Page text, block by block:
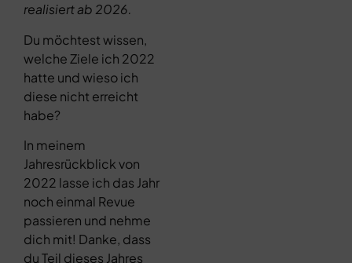
realisiert ab 2026.
Du möchtest wissen,
welche Ziele ich 2022
hatte und wieso ich
diese nicht erreicht
habe?
In meinem
Jahresrückblick von
2022 lasse ich das Jahr
noch einmal Revue
passieren und nehme
dich mit! Danke, dass
du Teil dieses Jahres